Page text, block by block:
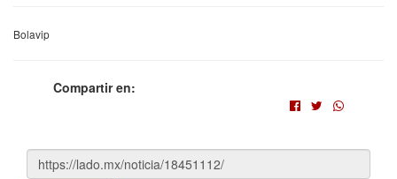
Bolavip
Compartir en: